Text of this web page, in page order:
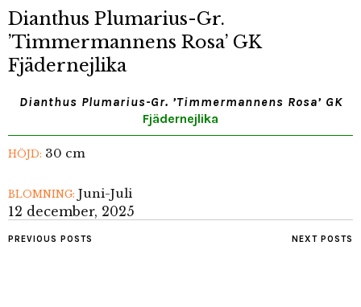
Dianthus Plumarius-Gr.
’Timmermannens Rosa’ GK
Fjädernejlika
Dianthus Plumarius-Gr. ’Timmermannens Rosa’ GK
Fjädernejlika
HÖJD: 30 cm
BLOMNING: Juni-Juli
12 december, 2025
PREVIOUS POSTS NEXT POSTS